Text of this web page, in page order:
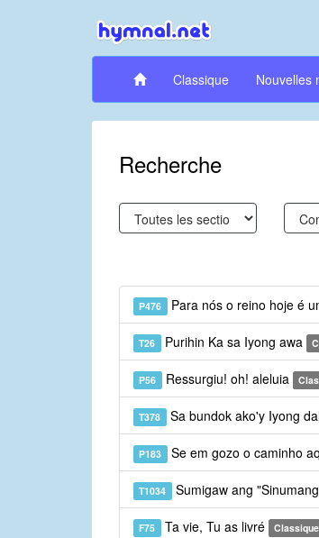
Classique Nouvelles
Recherche
P476 Para nós o reino hoje é
T26 Purihin Ka sa Iyong awa
P56 Ressurgiu! oh! aleluia
T378 Sa bundok ako'y Iyong
P183 Se em gozo o caminho
T1034 Sumigaw ang
F75 Ta vie, Tu as livré